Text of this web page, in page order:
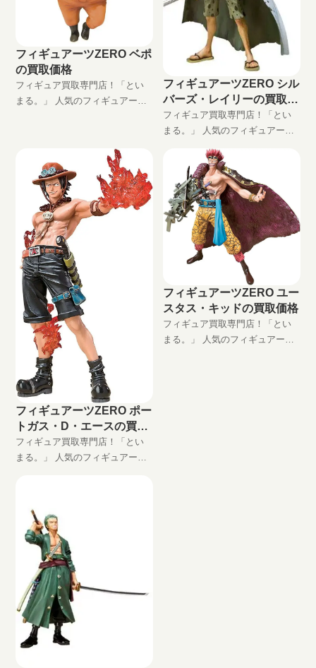
フィギュアーツZERO ベポ
の買取価格
フィギュア買取専門店！「とい
まる。」 人気のフィギュアーツ
フィギュアーツZERO シル
バーズ・レイリーの買取価
格
フィギュア買取専門店！「とい
まる。」 人気のフィギュアーツ
価買取します！ 完全無料の宅配
買取でフィギュアをお買い取り
します！
フィギュアーツZERO ポー
トガス・D・エースの買取
価格
フィギュア買取専門店！「とい
まる。」 人気のフィギュアーツ
します！
フィギュアーツZERO ユー
スタス・キッドの買取価格
フィギュア買取専門店！「とい
まる。」 人気のフィギュアーツ